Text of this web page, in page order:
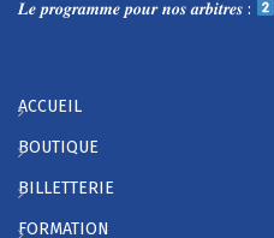
𝑳𝒆 𝒑𝒓𝒐𝒈𝒓𝒂𝒎𝒎𝒆 𝒑𝒐𝒖𝒓 𝒏𝒐𝒔 𝒂𝒓𝒃𝒊𝒕𝒓𝒆𝒔 :
ACCUEIL
BOUTIQUE
BILLETTERIE
FORMATION